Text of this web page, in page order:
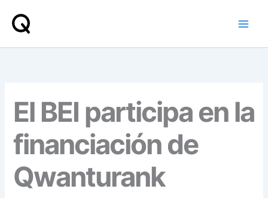
contenido
El BEI participa en la
financiación de
Qwanturank